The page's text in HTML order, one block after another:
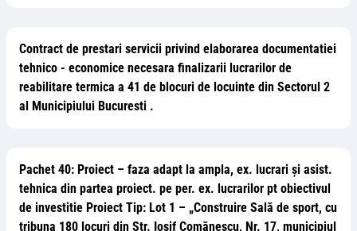
Contract de prestari servicii privind elaborarea documentatiei
tehnico - economice necesara finalizarii lucrarilor de
reabilitare termica a 41 de blocuri de locuinte din Sectorul 2
al Municipiului Bucuresti .
Pachet 40: Proiect – faza adapt la ampla, ex. lucrari și asist.
tehnica din partea proiect. pe per. ex. lucrarilor pt obiectivul
de investitie Proiect Tip: Lot 1 – „Construire Sală de sport, cu
tribuna 180 locuri din Str. Iosif Comănescu, Nr. 17, municipiul